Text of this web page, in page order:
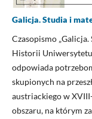
Galicja. Studia i
Czasopismo
Historii Uniwersytetu
odpowiada
skupionych na
austriackiego w
obszaru, na którym